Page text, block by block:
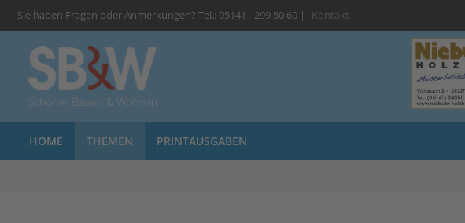
Sie haben Fragen oder Anmerkungen? Tel.: 05141 - 299 50 60 | Kontakt
HOME THEMEN PRINTAUSGABEN